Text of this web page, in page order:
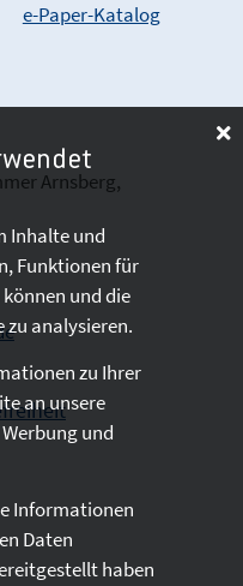
e-Paper-Katalog
Arnsberg,
Inhalte und
Funktionen für
und die
zu analysieren.
zu Ihrer
an unsere
und
Informationen
Daten
haben